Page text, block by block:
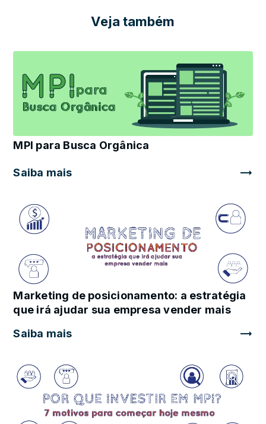
Veja também
MPI para Busca Orgânica
Saiba mais
Marketing de posicionamento: a estratégia
que irá ajudar sua empresa vender mais
Saiba mais